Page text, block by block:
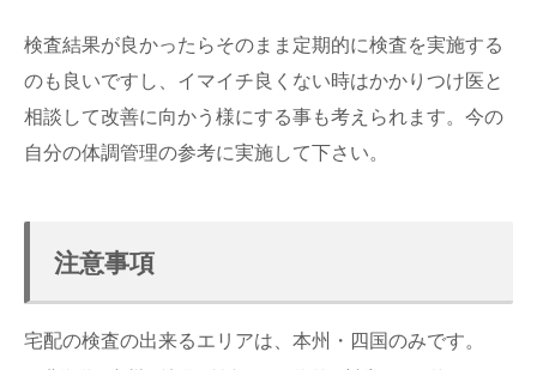
検査結果が良かったらそのまま定期的に検査を実施する
のも良いですし、イマイチ良くない時はかかりつけ医と
相談して改善に向かう様にする事も考えられます。今の
自分の体調管理の参考に実施して下さい。
注意事項
宅配の検査の出来るエリアは、本州・四国のみです。